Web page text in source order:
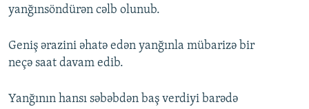
yanğınsöndürən cəlb olunub.
Geniş ərazini əhatə edən yanğınla mübarizə bir
neçə saat davam edib.
Yanğının hansı səbəbdən baş verdiyi barədə